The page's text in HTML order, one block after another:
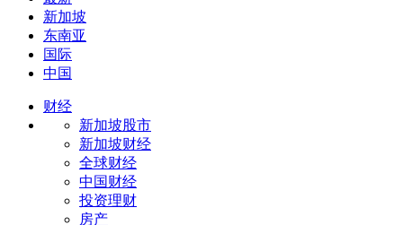
新加坡
东南亚
国际
中国
财经
新加坡股市
新加坡财经
全球财经
中国财经
投资理财
房产